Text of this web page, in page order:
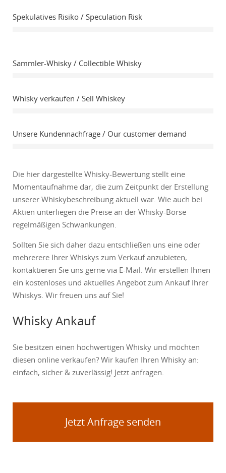
Spekulatives Risiko / Speculation Risk
Sammler-Whisky / Collectible Whisky
Whisky verkaufen / Sell Whiskey
Unsere Kundennachfrage / Our customer demand
Die hier dargestellte Whisky-Bewertung stellt eine
Momentaufnahme dar, die zum Zeitpunkt der Erstellung
unserer Whiskybeschreibung aktuell war. Wie auch bei
Aktien unterliegen die Preise an der Whisky-Börse
regelmäßigen Schwankungen.
Sollten Sie sich daher dazu entschließen uns eine oder
mehrerere Ihrer Whiskys zum Verkauf anzubieten,
kontaktieren Sie uns gerne via E-Mail. Wir erstellen Ihnen
ein kostenloses und aktuelles Angebot zum Ankauf Ihrer
Whiskys. Wir freuen uns auf Sie!
Whisky Ankauf
Sie besitzen einen hochwertigen Whisky und möchten
diesen online verkaufen? Wir kaufen Ihren Whisky an:
einfach, sicher & zuverlässig! Jetzt anfragen.
Jetzt Anfrage senden